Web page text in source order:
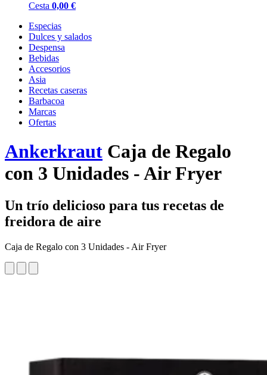
Cesta 0,00 €
Especias
Dulces y salados
Despensa
Bebidas
Accesorios
Asia
Recetas caseras
Barbacoa
Marcas
Ofertas
Ankerkraut Caja de Regalo
con 3 Unidades - Air Fryer
Un trío delicioso para tus recetas de
freidora de aire
Caja de Regalo con 3 Unidades - Air Fryer